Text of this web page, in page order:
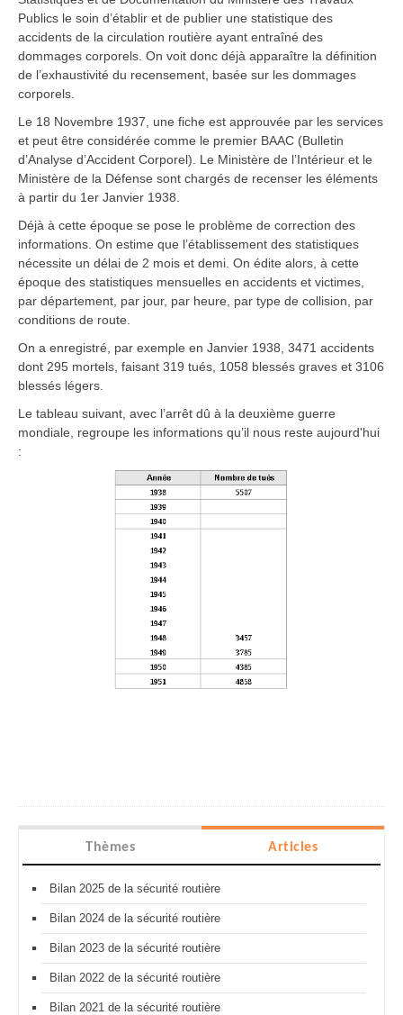
Publics le soin d’établir et de publier une statistique des
accidents de la circulation routière ayant entraîné des
dommages corporels. On voit donc déjà apparaître la définition
de l’exhaustivité du recensement, basée sur les dommages
corporels.
Le 18 Novembre 1937, une fiche est approuvée par les services
et peut être considérée comme le premier BAAC (Bulletin
d’Analyse d’Accident Corporel). Le Ministère de l’Intérieur et le
Ministère de la Défense sont chargés de recenser les éléments
à partir du 1er Janvier 1938.
Déjà à cette époque se pose le problème de correction des
informations. On estime que l’établissement des statistiques
nécessite un délai de 2 mois et demi. On édite alors, à cette
époque des statistiques mensuelles en accidents et victimes,
par département, par jour, par heure, par type de collision, par
conditions de route.
On a enregistré, par exemple en Janvier 1938, 3471 accidents
dont 295 mortels, faisant 319 tués, 1058 blessés graves et 3106
blessés légers.
Le tableau suivant, avec l’arrêt dû à la deuxième guerre
mondiale, regroupe les informations qu’il nous reste aujourd'hui
:
Thèmes Articles
Bilan 2025 de la sécurité routière
Bilan 2024 de la sécurité routière
Bilan 2023 de la sécurité routière
Bilan 2022 de la sécurité routière
Bilan 2021 de la sécurité routière